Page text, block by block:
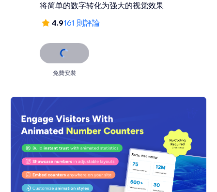
将简单的数字转化为强大的视觉效果
4.9161 則評論
免費安裝